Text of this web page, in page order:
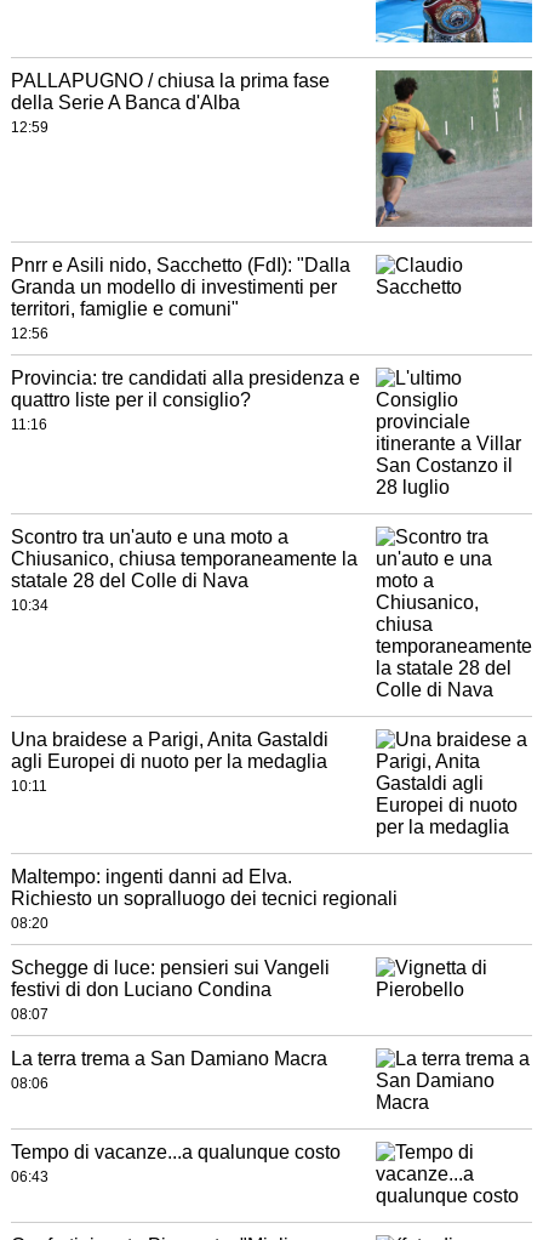
PALLAPUGNO / chiusa la prima fase
della Serie A Banca d'Alba
12:59
Pnrr e Asili nido, Sacchetto (FdI): "Dalla
Granda un modello di investimenti per
territori, famiglie e comuni"
12:56
Provincia: tre candidati alla presidenza e
quattro liste per il consiglio?
11:16
Scontro tra un'auto e una moto a
Chiusanico, chiusa temporaneamente la
statale 28 del Colle di Nava
10:34
Una braidese a Parigi, Anita Gastaldi
agli Europei di nuoto per la medaglia
10:11
Maltempo: ingenti danni ad Elva.
Richiesto un sopralluogo dei tecnici regionali
08:20
Schegge di luce: pensieri sui Vangeli
festivi di don Luciano Condina
08:07
La terra trema a San Damiano Macra
08:06
Tempo di vacanze...a qualunque costo
06:43